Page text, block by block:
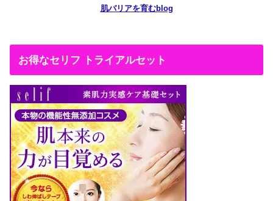
肌バリアを育むblog
お得なセリフ トライアルセット